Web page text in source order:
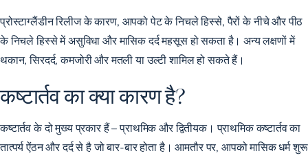
प्रोस्टाग्लैंडीन रिलीज के कारण, आपको पेट के निचले हिस्से, पैरों के नीचे और पीठ
के निचले हिस्से में असुविधा और मासिक दर्द महसूस हो सकता है। अन्य लक्षणों में
थकान, सिरदर्द, कमजोरी और मतली या उल्टी शामिल हो सकते हैं।
कष्टार्तव का क्या कारण है?
कष्टार्तव के दो मुख्य प्रकार हैं – प्राथमिक और द्वितीयक। प्राथमिक कष्टार्तव का
तात्पर्य ऐंठन और दर्द से है जो बार-बार होता है। आमतौर पर, आपको मासिक धर्म शुरू